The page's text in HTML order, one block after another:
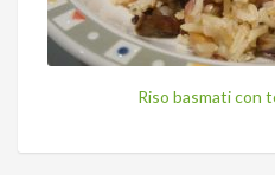
Riso basmati con